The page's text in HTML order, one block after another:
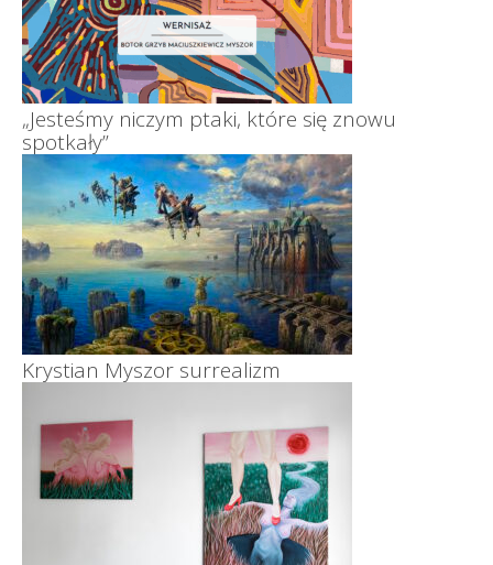
„Jesteśmy niczym ptaki, które się znowu
spotkały”
Krystian Myszor surrealizm